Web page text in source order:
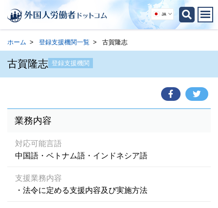
JA
ホーム 登録支援機関一覧 古賀隆志
古賀隆志 登録支援機関
業務内容
対応可能言語
中国語・ベトナム語・インドネシア語
支援業務内容
・法令に定める支援内容及び実施方法